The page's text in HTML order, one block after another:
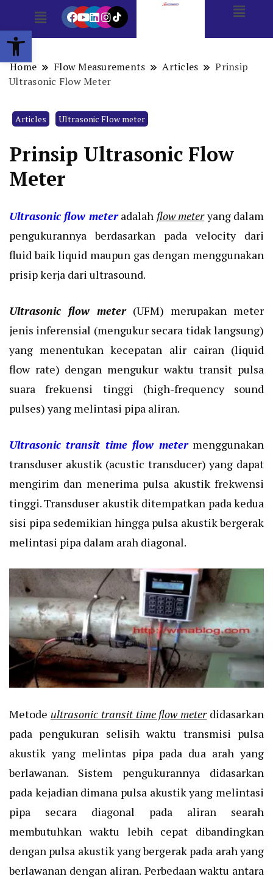
Open toolbar
Home Flow Measurements Articles
Prinsip
Ultrasonic Flow Meter
Articles Ultrasonic Flow meter
Prinsip Ultrasonic Flow
Meter
Ultrasonic flow meteradalah flow meteryang dalam
pengukurannya berdasarkan pada velocity dari
fluid baik liquid maupun gas dengan menggunakan
prisip kerja dari ultrasound.
Ultrasonic flow meter (UFM) merupakan meter
jenis inferensial (mengukur secara tidak langsung)
yang menentukan kecepatan alir cairan (liquid
flow rate) dengan mengukur waktu transit pulsa
suara frekuensi tinggi (high-frequency sound
pulses) yang melintasi pipa aliran.
Ultrasonic transit time flow metermenggunakan
transduser akustik (acustic transducer) yang dapat
mengirim dan menerima pulsa akustik frekwensi
tinggi. Transduser akustik ditempatkan pada kedua
sisi pipa sedemikian hingga pulsa akustik bergerak
melintasi pipa dalam arah diagonal.
Metode ultrasonic transit time flow meterdidasarkan
pada pengukuran selisih waktu transmisi pulsa
akustik yang melintas pipa pada dua arah yang
berlawanan. Sistem pengukurannya didasarkan
pada kejadian dimana pulsa akustik yang melintasi
pipa secara diagonal pada aliran searah
membutuhkan waktu lebih cepat dibandingkan
dengan pulsa akustik yang bergerak pada arah yang
berlawanan dengan aliran. Perbedaan waktu antara